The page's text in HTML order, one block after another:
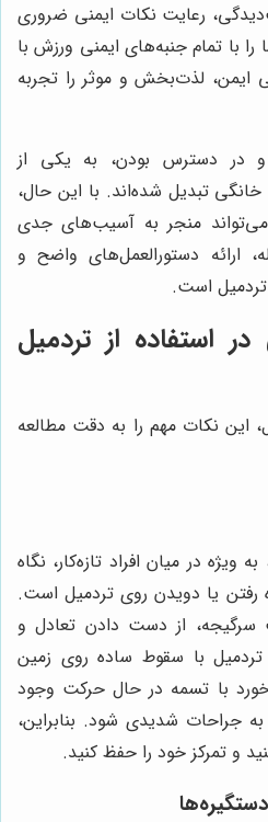
رعایت نکات ایمنی ضروری
با تمام جنبه‌های ایمنی ورزش با
ایمن، لذت‌بخش و موثر را تجربه
و در دسترس بودن، به یکی از
تبدیل شده‌اند. با این حال،
می‌تواند منجر به آسیب‌های جدی
ارائه دستورالعمل‌های واضح و
تردمیل است.
استفاده از تردمیل
این نکات مهم را به دقت مطالعه
ویژه در میان افراد تازه‌کار، نگاه
رفتن یا دویدن روی تردمیل است.
سرگیجه، از دست دادن تعادل و
با سقوط ساده روی زمین
با تسمه در حال حرکت وجود
جراحات شدیدی شود. بنابراین،
و تمرکز خود را حفظ کنید.